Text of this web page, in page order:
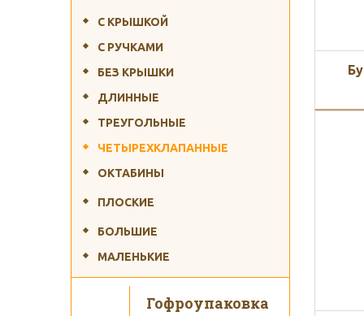
Производство
С КРЫШКОЙ
С РУЧКАМИ
БЕЗ КРЫШКИ
ДЛИННЫЕ
ТРЕУГОЛЬНЫЕ
ЧЕТЫРЕХКЛАПАННЫЕ
ОКТАБИНЫ
ПЛОСКИЕ
БОЛЬШИЕ
МАЛЕНЬКИЕ
Гофроупаковка